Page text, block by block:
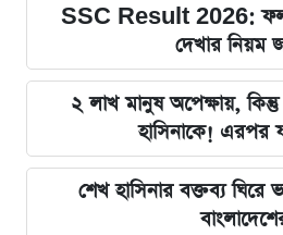
SSC Result 2026: ফল
দেখার নিয়ম
২ লাখ মানুষ অপেক্ষায়,
হাসিনাকে! এরপর
শেখ হাসিনার বক্তব্য ঘিরে